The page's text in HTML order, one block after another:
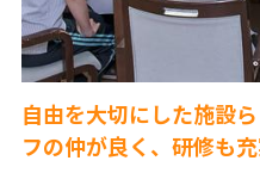
自由を大切にした施設
フの仲が良く、研修も充